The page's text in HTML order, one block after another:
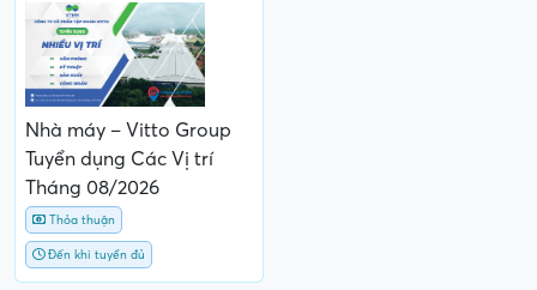
Nhà máy – Vitto Group
Tuyển dụng Các Vị trí
Tháng 08/2026
Thỏa thuận
Đến khi tuyển đủ